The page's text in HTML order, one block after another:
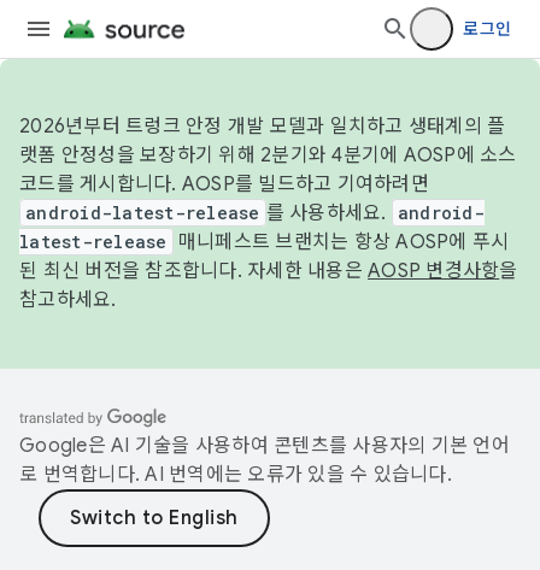
로그인
2026년부터 트렁크 안정 개발 모델과 일치하고 생태계의 플
랫폼 안정성을 보장하기 위해 2분기와 4분기에 AOSP에 소스
코드를 게시합니다. AOSP를 빌드하고 기여하려면
android-latest-release 를 사용하세요.
android-
latest-release
매니페스트 브랜치는 항상 AOSP에 푸시
된 최신 버전을 참조합니다. 자세한 내용은 AOSP 변경사항을
참고하세요.
Google은 AI 기술을 사용하여 콘텐츠를 사용자의 기본 언어
로 번역합니다. AI 번역에는 오류가 있을 수 있습니다.